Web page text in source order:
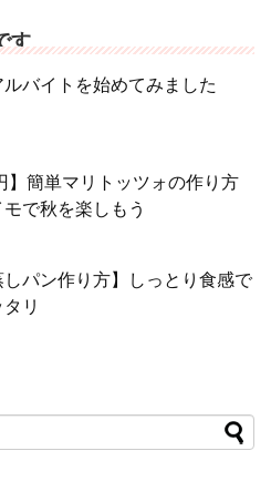
す
バイトを始めてみました
】簡単マリトッツォの作り方
で秋を楽しもう
パン作り方】しっとり食感で
リ